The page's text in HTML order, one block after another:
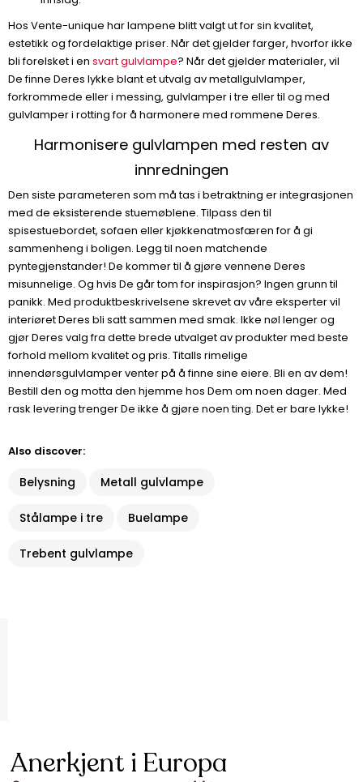
Hos Vente-unique har lampene blitt valgt ut for sin kvalitet,
estetikk og fordelaktige priser. Når det gjelder farger, hvorfor ikke
bli forelsket i en svart gulvlampe? Når det gjelder materialer, vil
De finne Deres lykke blant et utvalg av metallgulvlamper,
forkrommede eller i messing, gulvlamper i tre eller til og med
gulvlamper i rotting for å harmonere med rommene Deres.
Harmonisere gulvlampen med resten av
innredningen
Den siste parameteren som må tas i betraktning er integrasjonen
med de eksisterende stuemøblene. Tilpass den til
spisestuebordet, sofaen eller kjøkkenatmosfæren for å gi
sammenheng i boligen. Legg til noen matchende
pyntegjenstander! De kommer til å gjøre vennene Deres
misunnelige. Og hvis De går tom for inspirasjon? Ingen grunn til
panikk. Med produktbeskrivelsene skrevet av våre eksperter vil
interiøret Deres bli satt sammen med smak. Ikke nøl lenger og
gjør Deres valg fra dette brede utvalget av produkter med beste
forhold mellom kvalitet og pris. Titalls rimelige
innendørsgulvlamper venter på å finne sine eiere. Bli en av dem!
Bestill den og motta den hjemme hos Dem om noen dager. Med
rask levering trenger De ikke å gjøre noen ting. Det er bare lykke!
Also discover:
Belysning Metall gulvlampe
Stålampe i tre Buelampe
Trebent gulvlampe
Anerkjent i Europa